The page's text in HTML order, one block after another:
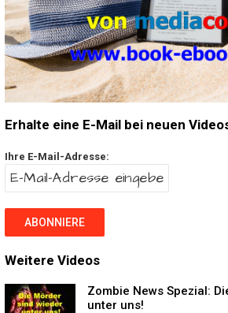
Erhalte eine E-Mail bei neuen
Ihre E-Mail-Adresse:
Weitere Videos
Zombie News Spezial:
unter uns!